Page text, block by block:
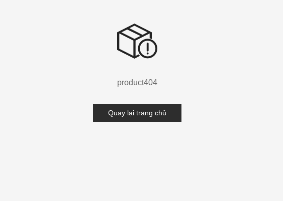
product404
Quay lại trang chủ